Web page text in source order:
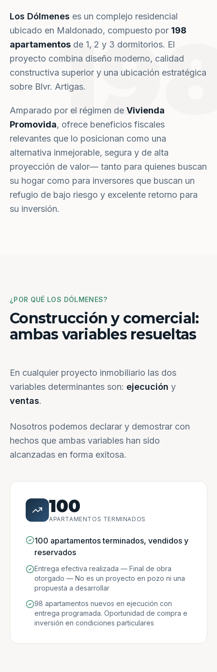
Los Dólmenes es un complejo residencial
ubicado en Maldonado, compuesto por 198
apartamentos de 1, 2 y 3 dormitorios. El
proyecto combina diseño moderno, calidad
constructiva superior y una ubicación estratégica
sobre Blvr. Artigas.
Amparado por el régimen de Vivienda
Promovida, ofrece beneficios fiscales
relevantes que lo posicionan como una
alternativa inmejorable, segura y de alta
proyección de valor— tanto para quienes buscan
su hogar como para inversores que buscan un
refugio de bajo riesgo y excelente retorno para
su inversión.
¿POR QUÉ LOS DÓLMENES?
Construcción y comercial:
ambas variables resueltas
En cualquier proyecto inmobiliario las dos
variables determinantes son: ejecución y
ventas.
Nosotros podemos declarar y demostrar con
hechos que ambas variables han sido
alcanzadas en forma exitosa.
100
APARTAMENTOS TERMINADOS
100 apartamentos terminados, vendidos y
reservados
Entrega efectiva realizada — Final de obra
otorgado — No es un proyecto en pozo ni una
propuesta a desarrollar
98 apartamentos nuevos en ejecución con
entrega programada. Oportunidad de compra e
inversión en condiciones particulares